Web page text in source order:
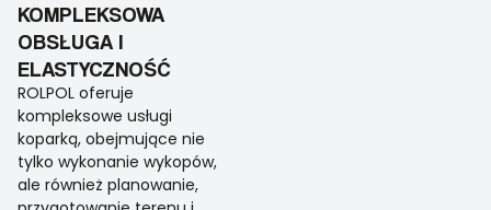
KOMPLEKSOWA
OBSŁUGA I
ELASTYCZNOŚĆ
ROLPOL oferuje
kompleksowe usługi
koparką, obejmujące nie
tylko wykonanie wykopów,
ale również planowanie,